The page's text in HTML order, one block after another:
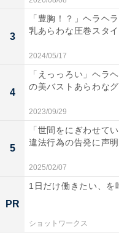
3
「豊胸！？」ヘラヘ
乳あらわな圧巻スタ
2024/05/17
4
「えっっろい」ヘラ
の美バストあらわな
2023/09/29
5
「世間をにぎわせて
違法行為の告発に声
2025/02/07
PR
1日だけ働きたい、を
ショットワークス